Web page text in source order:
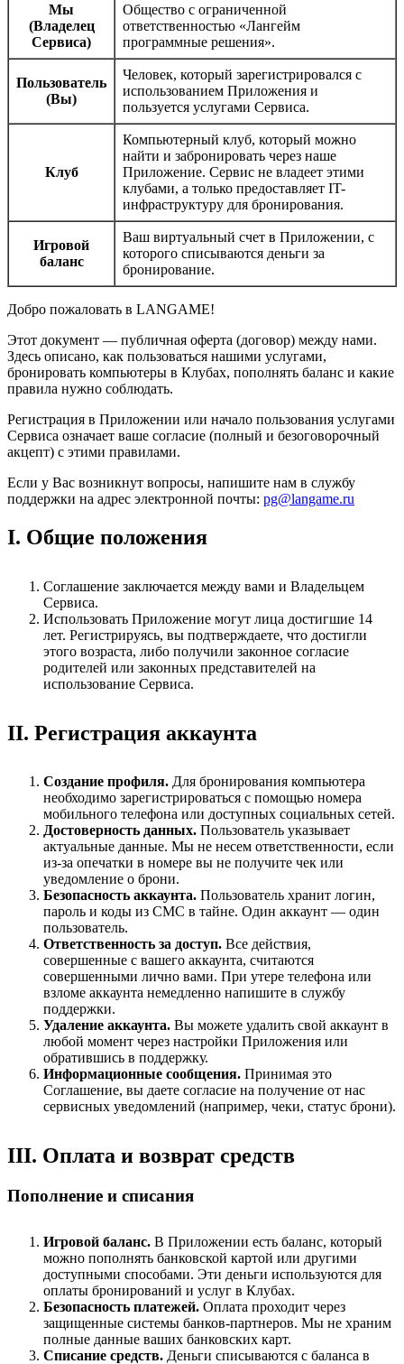
Мы
(Владелец
Сервиса)
Общество с ограниченной
ответственностью «Лангейм
программные решения».
Пользователь
(Вы)
Человек, который зарегистрировался с
использованием Приложения и
пользуется услугами Сервиса.
Клуб
Компьютерный клуб, который можно
найти и забронировать через наше
Приложение. Сервис не владеет этими
клубами, а только предоставляет IT-
инфраструктуру для бронирования.
Игровой
баланс
Ваш виртуальный счет в Приложении, с
которого списываются деньги за
бронирование.
Добро пожаловать в LANGAME!
Этот документ — публичная оферта (договор) между нами.
Здесь описано, как пользоваться нашими услугами,
бронировать компьютеры в Клубах, пополнять баланс и какие
правила нужно соблюдать.
Регистрация в Приложении или начало пользования услугами
Сервиса означает ваше согласие (полный и безоговорочный
акцепт) с этими правилами.
Если у Вас возникнут вопросы, напишите нам в службу
поддержки на адрес электронной почты: pg@langame.ru
I. Общие положения
Соглашение заключается между вами и Владельцем
Сервиса.
Использовать Приложение могут лица достигшие 14
лет. Регистрируясь, вы подтверждаете, что достигли
этого возраста, либо получили законное согласие
родителей или законных представителей на
использование Сервиса.
II. Регистрация аккаунта
Создание профиля. Для бронирования компьютера
необходимо зарегистрироваться с помощью номера
мобильного телефона или доступных социальных сетей.
Достоверность данных. Пользователь указывает
актуальные данные. Мы не несем ответственности, если
из-за опечатки в номере вы не получите чек или
уведомление о брони.
Безопасность аккаунта. Пользователь хранит логин,
пароль и коды из СМС в тайне. Один аккаунт — один
пользователь.
Ответственность за доступ. Все действия,
совершенные с вашего аккаунта, считаются
совершенными лично вами. При утере телефона или
взломе аккаунта немедленно напишите в службу
поддержки.
Удаление аккаунта. Вы можете удалить свой аккаунт в
любой момент через настройки Приложения или
обратившись в поддержку.
Информационные сообщения. Принимая это
Соглашение, вы даете согласие на получение от нас
сервисных уведомлений (например, чеки, статус брони).
III. Оплата и возврат средств
Пополнение и списания
Игровой баланс. В Приложении есть баланс, который
можно пополнять банковской картой или другими
доступными способами. Эти деньги используются для
оплаты бронирований и услуг в Клубах.
Безопасность платежей. Оплата проходит через
защищенные системы банков-партнеров. Мы не храним
полные данные ваших банковских карт.
Списание средств. Деньги списываются с баланса в